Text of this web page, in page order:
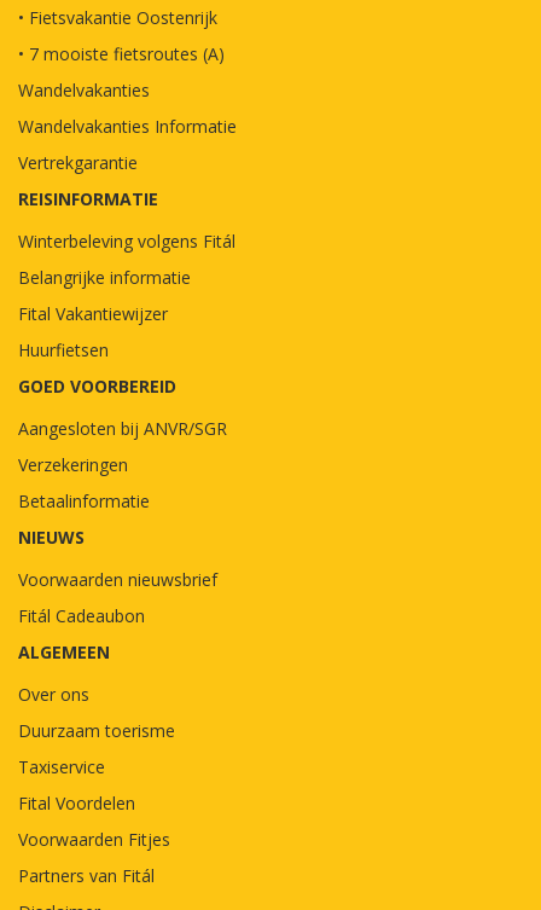
• Fietsvakantie Oostenrijk
• 7 mooiste fietsroutes (A)
Wandelvakanties
Wandelvakanties Informatie
Vertrekgarantie
REISINFORMATIE
Winterbeleving volgens Fitál
Belangrijke informatie
Fital Vakantiewijzer
Huurfietsen
GOED VOORBEREID
Aangesloten bij ANVR/SGR
Verzekeringen
Betaalinformatie
NIEUWS
Voorwaarden nieuwsbrief
Fitál Cadeaubon
ALGEMEEN
Over ons
Duurzaam toerisme
Taxiservice
Fital Voordelen
Voorwaarden Fitjes
Partners van Fitál